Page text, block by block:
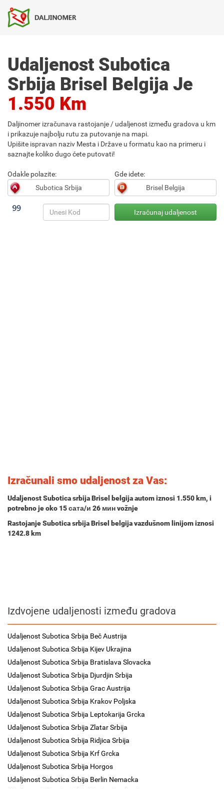
Udaljenost Subotica
Srbija Brisel Belgija Je
1.550 Km
Daljinomer izračunava rastojanje / udaljenost između gradova u km
i prikazuje najbolju rutu za putovanje na mapi.
Upišite ispravan naziv Mesta i Države u formatu kao na primeru i
saznajte koliko dugo ćete putovati!
Odakle polazite: Gde idete:
Izračunali smo udaljenost za Vas:
Udaljenost Subotica srbija Brisel belgija autom iznosi 1.550 km, i
potrebno je oko 15 сата/и 26 минvožnje
Rastojanje Subotica srbija Brisel belgija vazdušnom linijom iznosi
1242.8 km
Izdvojene udaljenosti između gradova
Udaljenost Subotica Srbija Beč Austrija
Udaljenost Subotica Srbija Kijev Ukrajina
Udaljenost Subotica Srbija Bratislava Slovacka
Udaljenost Subotica Srbija Djurdjin Srbija
Udaljenost Subotica Srbija Grac Austrija
Udaljenost Subotica Srbija Krakov Poljska
Udaljenost Subotica Srbija Leptokarija Grcka
Udaljenost Subotica Srbija Zlatar Srbija
Udaljenost Subotica Srbija Ridjica Srbija
Udaljenost Subotica Srbija Krf Grcka
Udaljenost Subotica Srbija Horgos
Udaljenost Subotica Srbija Berlin Nemacka